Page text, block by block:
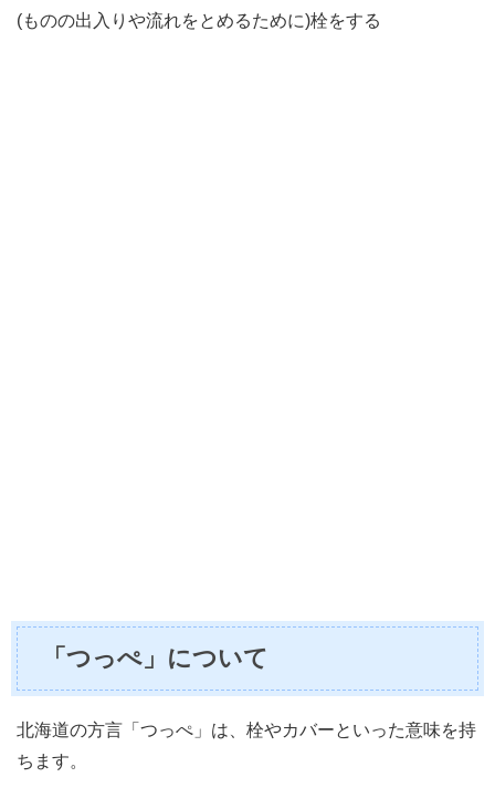
(ものの出入りや流れをとめるために)栓をする
「つっぺ」について
北海道の方言「つっぺ」は、栓やカバーといった意味を持
ちます。